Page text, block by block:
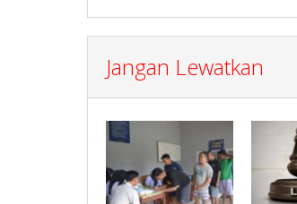
Jangan Lewatkan